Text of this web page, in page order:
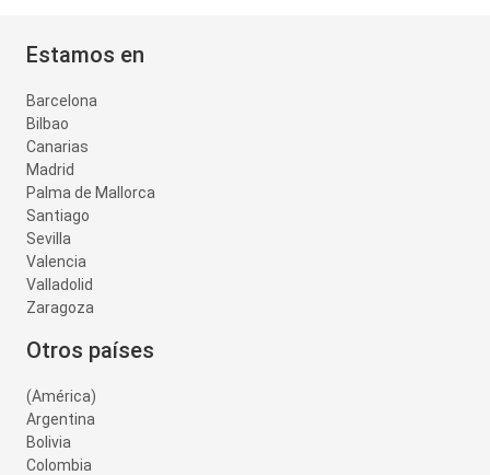
Estamos en
Barcelona
Bilbao
Canarias
Madrid
Palma de Mallorca
Santiago
Sevilla
Valencia
Valladolid
Zaragoza
Otros países
(América)
Argentina
Bolivia
Colombia